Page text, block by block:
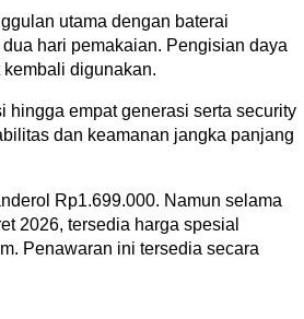
utama dengan baterai
hari pemakaian. Pengisian daya
digunakan.
empat generasi serta security
dan keamanan jangka panjang
Rp1.699.000. Namun selama
2026, tersedia harga spesial
Penawaran ini tersedia secara